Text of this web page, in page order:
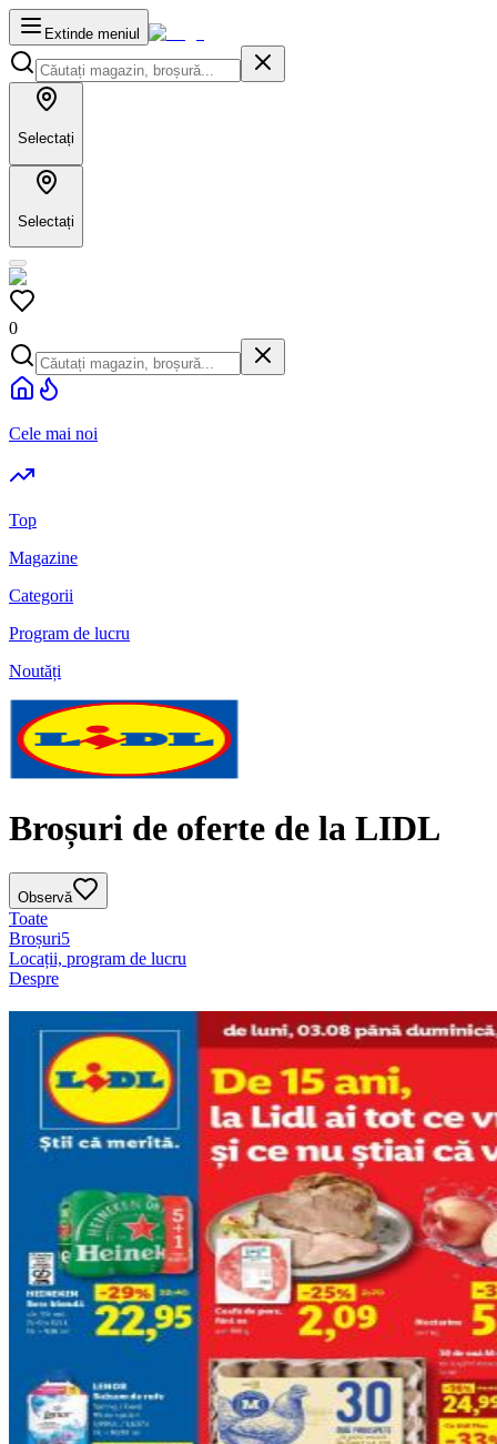
Extinde meniul
Selectați
Selectați
0
Cele mai noi
Top
Magazine
Categorii
Program de lucru
Noutăți
Broșuri de oferte de la LIDL
Observă
Toate
Broșuri5
Locații, program de lucru
Despre